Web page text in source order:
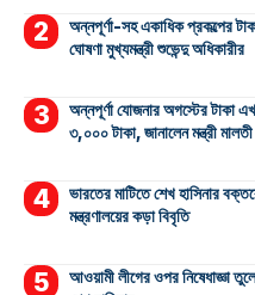
অন্নপূর্ণা-সহ একাধিক প্রকল্পের
ঘোষণা মুখ্যমন্ত্রী শুভেন্দু অধিকারীর
অন্নপূর্ণা যোজনার অগস্টের টাকা
৩,০০০ টাকা, জানালেন মন্ত্রী মালতী
ভারতের মাটিতে শেখ হাসিনার
মন্ত্রণালয়ের কড়া বিবৃতি
আওয়ামী লীগের ওপর নিষেধাজ্ঞা